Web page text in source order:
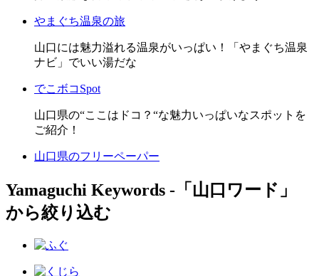
やまぐち温泉の旅
山口には魅力溢れる温泉がいっぱい！「やまぐち温泉
ナビ」でいい湯だな
でこボコSpot
山口県の“ここはドコ？“な魅力いっぱいなスポットを
ご紹介！
山口県のフリーペーパー
Yamaguchi Keywords ‐「山口ワード」
から絞り込む